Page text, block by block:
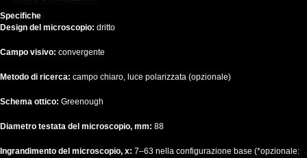
Specifiche
Design del microscopio: dritto
Campo visivo: convergente
Metodo di ricerca: campo chiaro, luce polarizzata (opzionale)
Schema ottico: Greenough
Diametro testata del microscopio, mm: 88
Ingrandimento del microscopio, x: 7–63 nella configurazione base (*opzionale: